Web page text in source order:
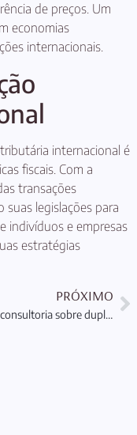
de preços. Um
economias
internacionais.
internacional é
fiscais. Com a
transações
legislações para
indivíduos e empresas
estratégias
PRÓXIMO
O que é consultoria sobre dupla tributação e sua importância